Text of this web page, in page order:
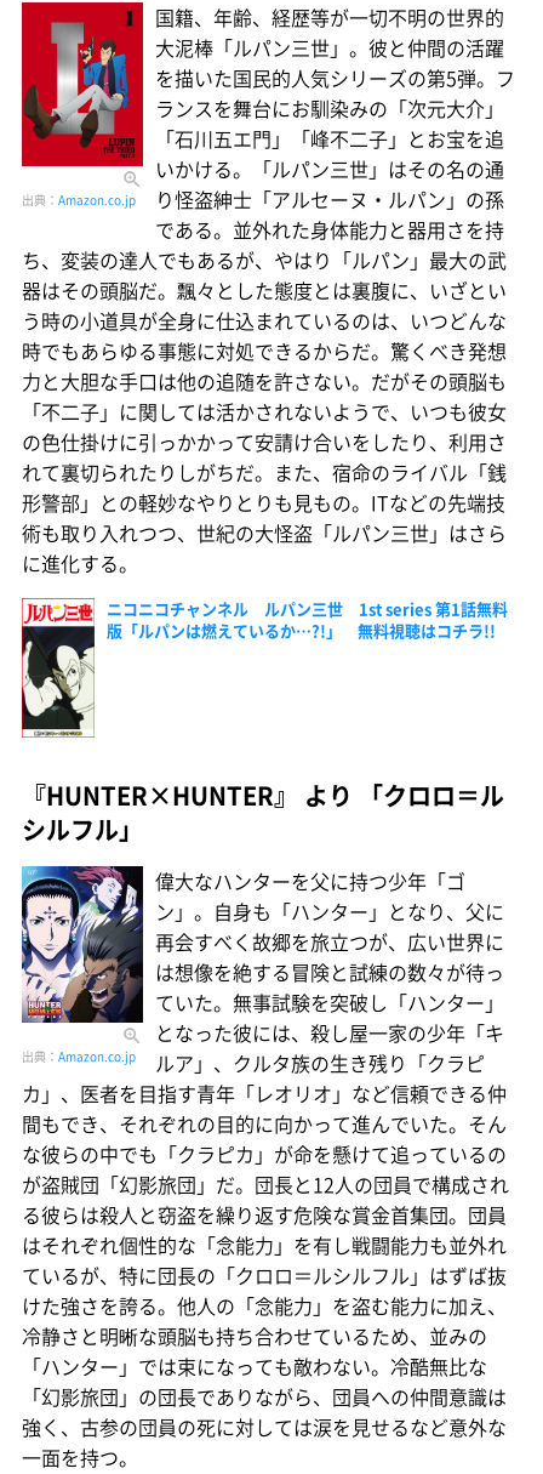
出典： Amazon.co.jp
国籍、年齢、経歴等が一切不明の世界的
大泥棒「ルパン三世」。彼と仲間の活躍
を描いた国民的人気シリーズの第5弾。フ
ランスを舞台にお馴染みの「次元大介」
「石川五エ門」「峰不二子」とお宝を追
いかける。「ルパン三世」はその名の通
り怪盗紳士「アルセーヌ・ルパン」の孫
である。並外れた身体能力と器用さを持
ち、変装の達人でもあるが、やはり「ルパン」最大の武
器はその頭脳だ。飄々とした態度とは裏腹に、いざとい
う時の小道具が全身に仕込まれているのは、いつどんな
時でもあらゆる事態に対処できるからだ。驚くべき発想
力と大胆な手口は他の追随を許さない。だがその頭脳も
「不二子」に関しては活かされないようで、いつも彼女
の色仕掛けに引っかかって安請け合いをしたり、利用さ
れて裏切られたりしがちだ。また、宿命のライバル「銭
形警部」との軽妙なやりとりも見もの。ITなどの先端技
術も取り入れつつ、世紀の大怪盗「ルパン三世」はさら
に進化する。
ニコニコチャンネル ルパン三世 1st series 第1話無料
版「ルパンは燃えているか…?!」 無料視聴はコチラ!!
『HUNTER×HUNTER』 より 「クロロ＝ル
シルフル」
出典： Amazon.co.jp
偉大なハンターを父に持つ少年「ゴ
ン」。自身も「ハンター」となり、父に
再会すべく故郷を旅立つが、広い世界に
は想像を絶する冒険と試練の数々が待っ
ていた。無事試験を突破し「ハンター」
となった彼には、殺し屋一家の少年「キ
ルア」、クルタ族の生き残り「クラピ
カ」、医者を目指す青年「レオリオ」など信頼できる仲
間もでき、それぞれの目的に向かって進んでいた。そん
な彼らの中でも「クラピカ」が命を懸けて追っているの
が盗賊団「幻影旅団」だ。団長と12人の団員で構成され
る彼らは殺人と窃盗を繰り返す危険な賞金首集団。団員
はそれぞれ個性的な「念能力」を有し戦闘能力も並外れ
ているが、特に団長の「クロロ＝ルシルフル」はずば抜
けた強さを誇る。他人の「念能力」を盗む能力に加え、
冷静さと明晰な頭脳も持ち合わせているため、並みの
「ハンター」では束になっても敵わない。冷酷無比な
「幻影旅団」の団長でありながら、団員への仲間意識は
強く、古参の団員の死に対しては涙を見せるなど意外な
一面を持つ。